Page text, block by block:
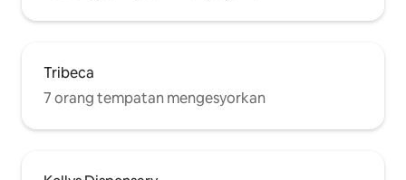
Tribeca
7 orang tempatan mengesyorkan